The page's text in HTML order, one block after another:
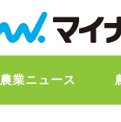
農業ニュース